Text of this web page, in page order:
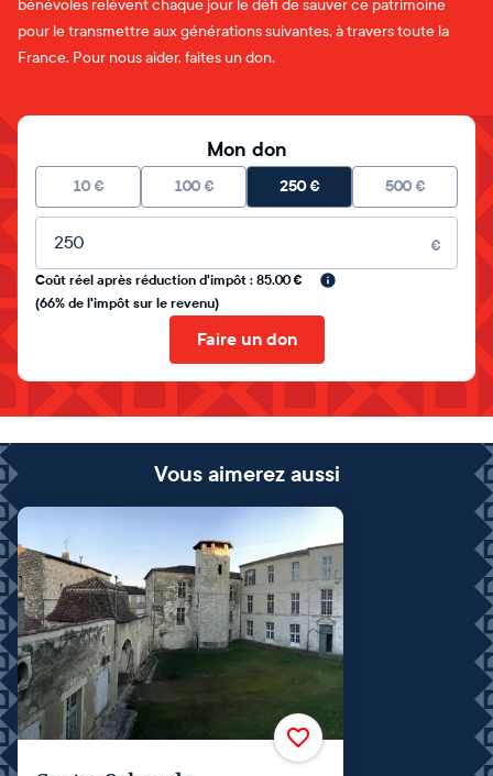
bénévoles relèvent chaque jour le défi de sauver ce patrimoine
pour le transmettre aux générations suivantes, à travers toute la
France. Pour nous aider, faites un don.
Mon don
10 € 100 € 250€ 500 €
Montant libre
€
Coût réel après réduction d'impôt : 85.00 €
(66% de l'impôt sur le revenu)
Faire un don
Vous aimerez aussi